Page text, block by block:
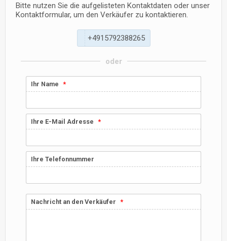
Bitte nutzen Sie die aufgelisteten Kontaktdaten oder unser
Kontaktformular, um den Verkäufer zu kontaktieren.
5
6
2
8
8
3
2
9
7
5
1
9
4
+
oder
Ihr Name
Ihre E-Mail Adresse
Ihre Telefonnummer
Nachricht an den Verkäufer